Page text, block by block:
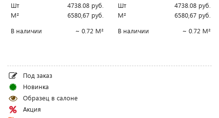
Шт 4738.08 руб.
М²
6580,67 руб.
В наличии
~ 0.72 М²
Шт 4738.08 руб.
М²
6580,67 руб.
В наличии
~ 0.72 М²
Под заказ
Новинка
Образец в салоне
Акция